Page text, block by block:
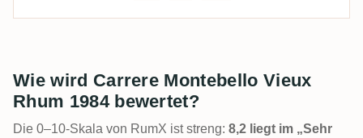
Wie wird Carrere Montebello Vieux
Rhum 1984 bewertet?
Die 0–10-Skala von RumX ist streng: 8,2 liegt im „Sehr